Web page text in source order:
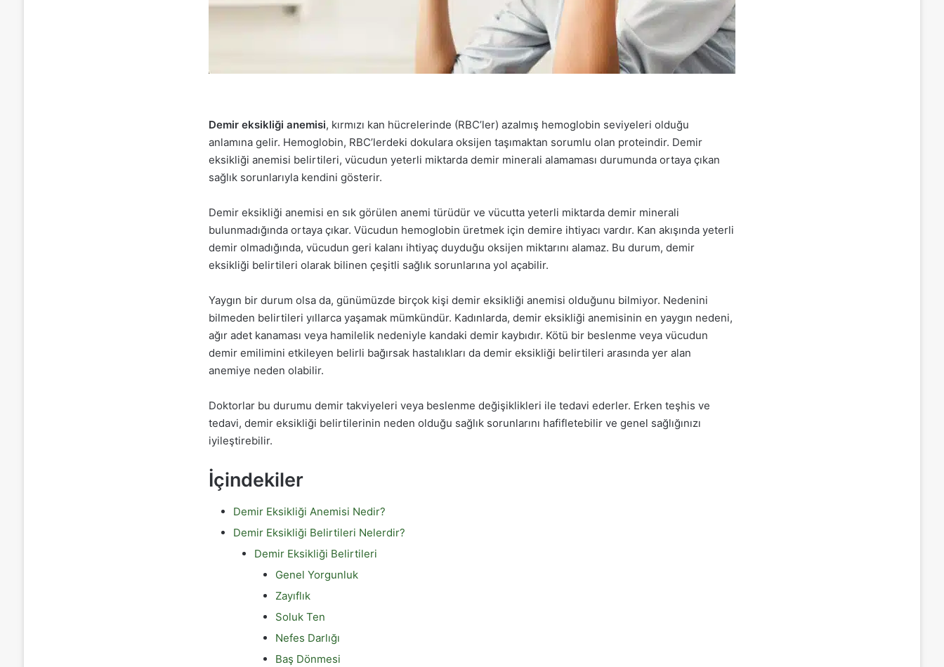
Demir eksikliği anemisi, kırmızı kan hücrelerinde (RBC’ler) azalmış hemoglobin seviyeleri olduğu
anlamına gelir. Hemoglobin, RBC’lerdeki dokulara oksijen taşımaktan sorumlu olan proteindir. Demir
eksikliği anemisi belirtileri, vücudun yeterli miktarda demir minerali alamaması durumunda ortaya çıkan
sağlık sorunlarıyla kendini gösterir.
Demir eksikliği anemisi en sık görülen anemi türüdür ve vücutta yeterli miktarda demir minerali
bulunmadığında ortaya çıkar. Vücudun hemoglobin üretmek için demire ihtiyacı vardır. Kan akışında yeterli
demir olmadığında, vücudun geri kalanı ihtiyaç duyduğu oksijen miktarını alamaz. Bu durum, demir
eksikliği belirtileri olarak bilinen çeşitli sağlık sorunlarına yol açabilir.
Yaygın bir durum olsa da, günümüzde birçok kişi demir eksikliği anemisi olduğunu bilmiyor. Nedenini
bilmeden belirtileri yıllarca yaşamak mümkündür. Kadınlarda, demir eksikliği anemisinin en yaygın nedeni,
ağır adet kanaması veya hamilelik nedeniyle kandaki demir kaybıdır. Kötü bir beslenme veya vücudun
demir emilimini etkileyen belirli bağırsak hastalıkları da demir eksikliği belirtileri arasında yer alan
anemiye neden olabilir.
Doktorlar bu durumu demir takviyeleri veya beslenme değişiklikleri ile tedavi ederler. Erken teşhis ve
tedavi, demir eksikliği belirtilerinin neden olduğu sağlık sorunlarını hafifletebilir ve genel sağlığınızı
iyileştirebilir.
İçindekiler
Demir Eksikliği Anemisi Nedir?
Demir Eksikliği Belirtileri Nelerdir?
Demir Eksikliği Belirtileri
Genel Yorgunluk
Zayıflık
Soluk Ten
Nefes Darlığı
Baş Dönmesi